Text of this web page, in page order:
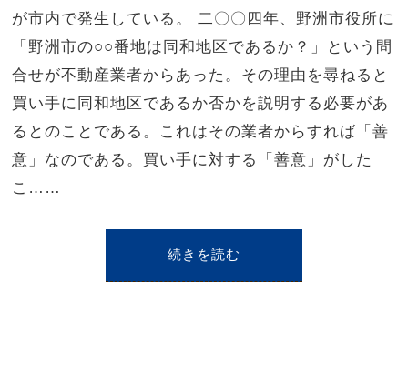
が市内で発生している。 二〇〇四年、野洲市役所に
「野洲市の○○番地は同和地区であるか？」という問
合せが不動産業者からあった。その理由を尋ねると
買い手に同和地区であるか否かを説明する必要があ
るとのことである。これはその業者からすれば「善
意」なのである。買い手に対する「善意」がした
こ……
続きを読む